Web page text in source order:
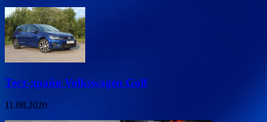
Тест-драйв Volkswagen Golf
11.08.2020